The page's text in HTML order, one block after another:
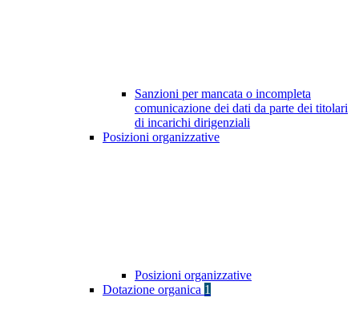
Sanzioni per mancata o incompleta
comunicazione dei dati da parte dei titolari
di incarichi dirigenziali
Posizioni organizzative
Posizioni organizzative
Dotazione organica 1